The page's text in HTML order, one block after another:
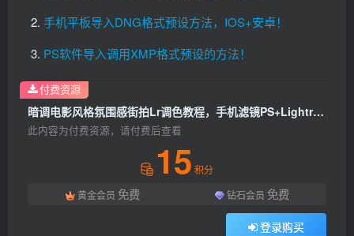
手机平板导入DNG格式预设方法，IOS+安卓！
PS软件导入调用XMP格式预设的方法！
暗调电影风格氛围感街拍Lr调色教程，手机滤镜PS+Lightroom预设下载！
此内容为付费资源，请付费后查看
15 积分
黄金会员 免费 钻石会员 免费
登录购买
付费资源